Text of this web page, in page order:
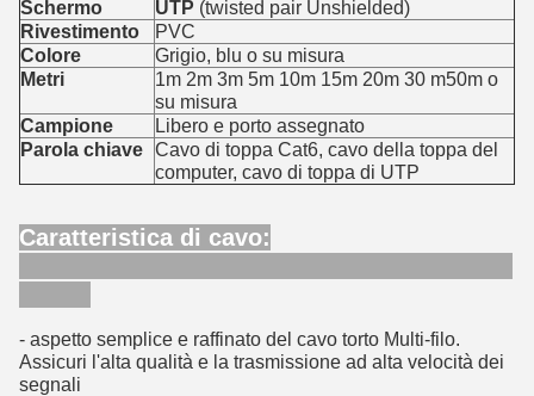
Schermo
UTP (twisted pair Unshielded)
Rivestimento
PVC
Colore
Grigio, blu o su misura
Metri
1m 2m 3m 5m 10m 15m 20m 30 m50m o
su misura
Campione
Libero e porto assegnato
Parola chiave Cavo di toppa Cat6, cavo della toppa del
computer, cavo di toppa di UTP
Caratteristica di cavo:
- aspetto semplice e raffinato del cavo torto Multi-filo.
Assicuri l'alta qualità e la trasmissione ad alta velocità dei
segnali